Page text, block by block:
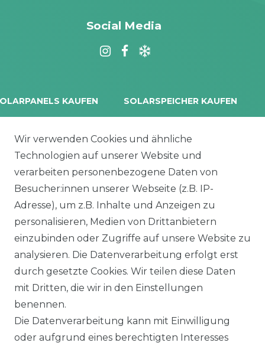
Social Media
KAUFEN
Solar Module
SOLARSPEICHER KAUFEN
10 kWh Batteriespeicher
Solplanet Batteriespeicher
Growatt Speicher
Trina Solar Speicher
Wechselrichter
Wechselrichter
ZUBEHÖR
Unterkonstruktion
Weiteres Zubehör
Wp Balkonkraftwerk
mit Speicher
NOAH 2000
PV-KOMPLETTSETS
Solaranlagen mit Speicher
Insel Solaranlagen
Wir verwenden Cookies und ähnliche
Technologien auf unserer Website und
verarbeiten personenbezogene Daten von
Besucher:innen unserer Webseite (z.B. IP-
Adresse), um z.B. Inhalte und Anzeigen zu
personalisieren, Medien von Drittanbietern
einzubinden oder Zugriffe auf unsere Website zu
analysieren. Die Datenverarbeitung erfolgt erst
durch gesetzte Cookies. Wir teilen diese Daten
mit Dritten, die wir in den Einstellungen
benennen.
Die Datenverarbeitung kann mit Einwilligung
oder aufgrund eines berechtigten Interesses